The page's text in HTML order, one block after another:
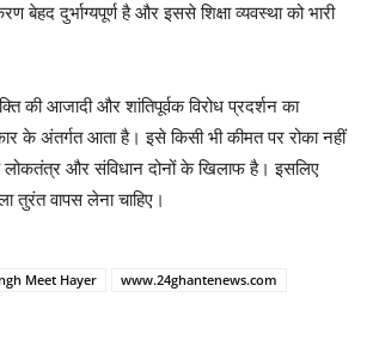
बेहद दुर्भाग्यपूर्ण है और इससे शिक्षा व्यवस्था को भारी
की आजादी और शांतिपूर्वक विरोध प्रदर्शन का
के अंतर्गत आता है। इसे किसी भी कीमत पर रोका नहीं
और संविधान दोनों के खिलाफ है। इसलिए
तुरंत वापस लेना चाहिए।
Meet Hayer
www.24ghantenews.com